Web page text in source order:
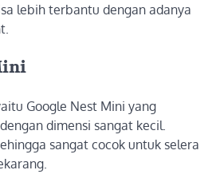
lebih terbantu dengan adanya
Google Nest Mini yang
dimensi sangat kecil.
sangat cocok untuk selera